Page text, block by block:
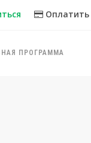
Оплатить
ПРОГРАММА